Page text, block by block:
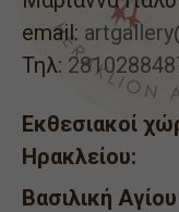
email:
Τηλ:
Εκθεσιακοί
Ηρακλείου:
Βασιλική